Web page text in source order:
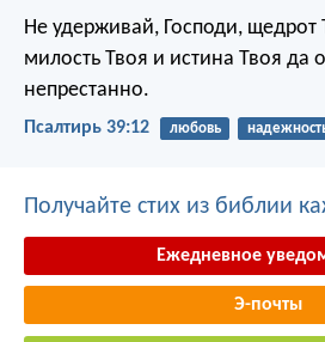
Не удерживай, Господи, щедрот
милость Твоя и истина Твоя да
непрестанно.
Псалтирь 39:12 любовь
Получайте стих из библии
Ежедневное
Э-почты